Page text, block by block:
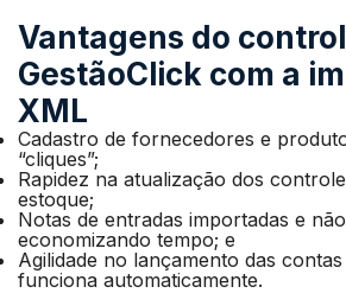
Vantagens do
GestãoClick com a
XML
Cadastro de fornecedores e
“cliques”;
Rapidez na atualização dos
estoque;
Notas de entradas importadas e
economizando tempo; e
Agilidade no lançamento das
funciona automaticamente.